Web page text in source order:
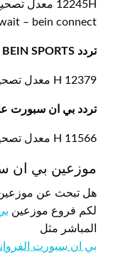
12245H معدل تصحيح الخطأ 2/3 معدل ترميز 27500
– bein connect
تردد BEIN SPORTS على عرب سات؟
12379 H معدل تصحيح الخطأ 5/6
تردد بي ان سبورت
11566 H معدل تصحيح الخطأ 2/3
موزعين بي ان
هل تبحث عن
لكم فروع موزعين
المباشر مثل
بي ان سبورت